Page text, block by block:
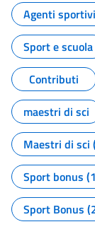
Agenti sportivi
Sport e scuola
Contributi
maestri di sci
Maestri di sci
Sport bonus
Sport Bonus